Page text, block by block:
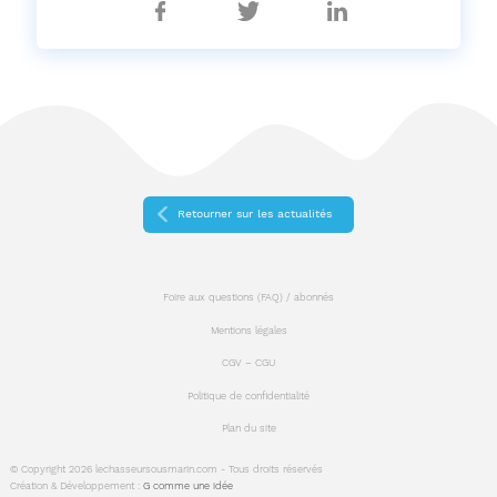
Partager
Partager
Partager
sur
Retourner sur les actualités
© Copyright 2026 lechasseursousmarin.com - Tous droits réservés
Création & Développement :G comme une idée
Foire aux questions (FAQ) / abonnés
Mentions légales
CGV – CGU
Politique de confidentialité
Plan du site